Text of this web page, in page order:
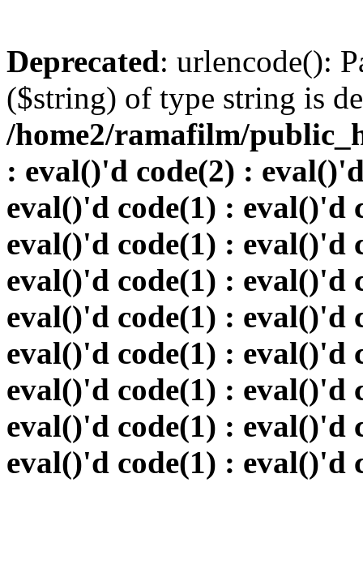
Deprecated: urlencode():
($string) of type string is
/home2/ramafilm/
: eval()'d code(2) :
eval()'d code(1) : eval()'d
eval()'d code(1) : eval()'d
eval()'d code(1) : eval()'d
eval()'d code(1) : eval()'d
eval()'d code(1) : eval()'d
eval()'d code(1) : eval()'d
eval()'d code(1) : eval()'d
eval()'d code(1) : eval()'d